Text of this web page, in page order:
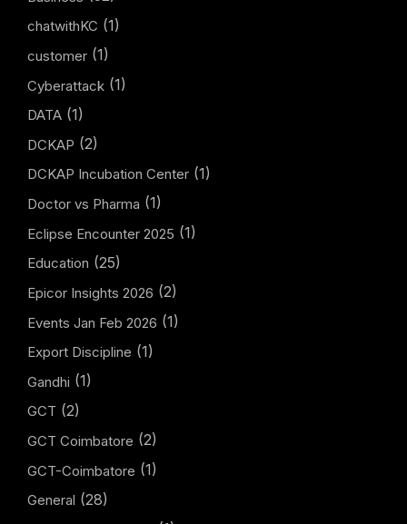
chatwithKC (1)
customer (1)
Cyberattack (1)
DATA (1)
DCKAP (2)
DCKAP Incubation Center (1)
Doctor vs Pharma (1)
Eclipse Encounter 2025 (1)
Education (25)
Epicor Insights 2026 (2)
Events Jan Feb 2026 (1)
Export Discipline (1)
Gandhi (1)
GCT (2)
GCT Coimbatore (2)
GCT-Coimbatore (1)
General (28)